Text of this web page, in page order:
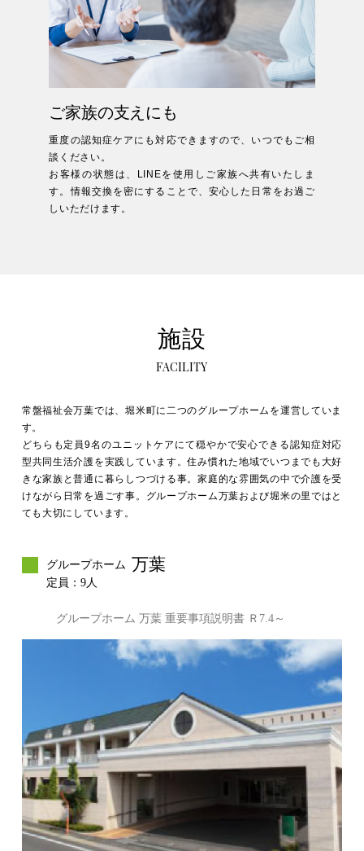
ご家族の支えにも
重度の認知症ケアにも対応できますので、いつでもご相
談ください。
お客様の状態は、LINEを使用しご家族へ共有いたしま
す。情報交換を密にすることで、安心した日常をお過ご
しいただけます。
施設
FACILITY
常盤福祉会万葉では、堀米町に二つのグループホームを運営していま
す。
どちらも定員9名のユニットケアにて穏やかで安心できる認知症対応
型共同生活介護を実践しています。住み慣れた地域でいつまでも大好
きな家族と普通に暮らしつづける事。家庭的な雰囲気の中で介護を受
けながら日常を過ごす事。グループホーム万葉および堀米の里ではと
ても大切にしています。
グループホーム 万葉
定員：9人
グループホーム 万葉 重要事項説明書 Ｒ7.4～